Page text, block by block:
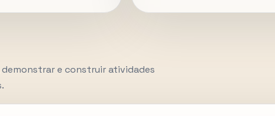
e construir atividades